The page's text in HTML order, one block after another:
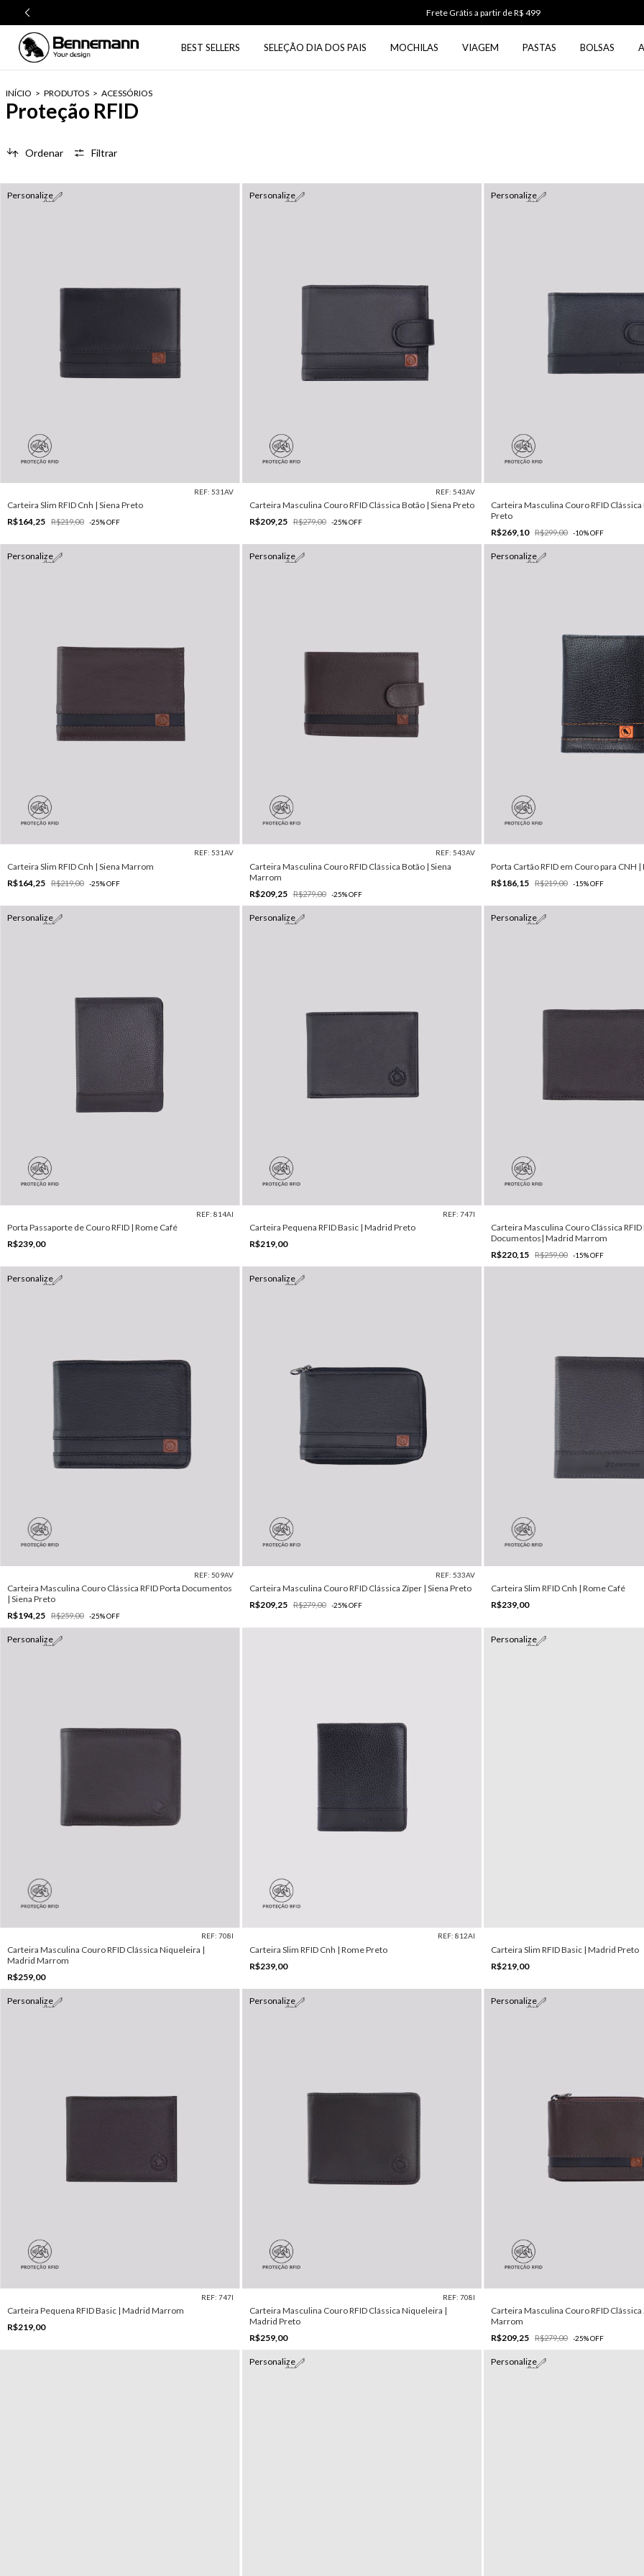
Use o cupom PRIMEIRA5 na primeira compra
BEST SELLERS SELEÇÃO DIA DOS PAIS MOCHILAS VIAGEM PASTAS BOLSAS
INÍCIO > PRODUTOS > ACESSÓRIOS
Proteção RFID
Ordenar Filtrar
Personalize
REF: 531AV
Carteira Slim RFID Cnh | Siena Preto
R$164,25
R$219,00 -25%OFF
Personalize
REF: 543AV
Carteira Masculina Couro RFID Clássica Botão | Siena Preto
R$209,25
R$279,00 -25%OFF
Personalize
Carteira Masculina Couro RFID
Preto
R$269,10
R$299,00 -10%OFF
Personalize
REF: 531AV
Carteira Slim RFID Cnh | Siena Marrom
R$164,25
R$219,00 -25%OFF
Personalize
REF: 543AV
Carteira Masculina Couro RFID Clássica Botão | Siena
Marrom
R$209,25
R$279,00 -25%OFF
Personalize
Porta Cartão RFID em Couro para CNH
R$186,15
R$219,00 -15%OFF
Personalize
REF: 814AI
Porta Passaporte de Couro RFID | Rome Café
R$239,00
Personalize
REF: 747I
Carteira Pequena RFID Basic | Madrid Preto
R$219,00
Personalize
Carteira Masculina Couro Clássica RFID
Documentos| Madrid Marrom
R$220,15
R$259,00 -15%OFF
Personalize
REF: 509AV
Carteira Masculina Couro Clássica RFID Porta Documentos
| Siena Preto
R$194,25
R$259,00 -25%OFF
Personalize
REF: 533AV
Carteira Masculina Couro RFID Clássica Zíper | Siena Preto
R$209,25
R$279,00 -25%OFF
Carteira Slim RFID Cnh | Rome Café
R$239,00
Personalize
REF: 708I
Carteira Masculina Couro RFID Clássica Niqueleira |
Madrid Marrom
R$259,00
REF: 812AI
Carteira Slim RFID Cnh | Rome Preto
R$239,00
Personalize
Carteira Slim RFID Basic | Madrid Preto
R$219,00
Personalize
REF: 747I
Carteira Pequena RFID Basic | Madrid Marrom
R$219,00
Personalize
REF: 708I
Carteira Masculina Couro RFID Clássica Niqueleira |
Madrid Preto
R$259,00
Personalize
Carteira Masculina Couro RFID Clássica
Marrom
R$209,25
R$279,00 -25%OFF
Personalize Personalize